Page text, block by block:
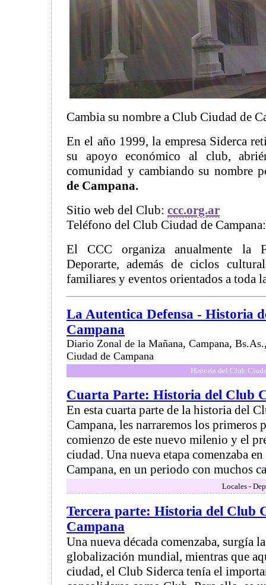
Cambia su nombre a Club Ciudad de
En el año 1999, la empresa Siderca
su apoyo económico al club,
comunidad y cambiando su nombre
de Campana.
Sitio web del Club: ccc.org.ar
Teléfono del Club Ciudad de Campana:
El CCC organiza anualmente la
Deporarte, además de ciclos
familiares y eventos orientados a toda
La Autentica Defensa - Historia
Campana
Diario Zonal de la Mañana, Campana,
Ciudad de Campana
Historia del Club
Cuarta Parte: Historia del Club
En esta cuarta parte de la historia del
Campana, les narraremos los primeros
comienzo de este nuevo milenio y el
ciudad. Una nueva etapa comenzaba
Campana, en un periodo con muchos
Locales -
Tercera parte: Historia del Club
Campana
Una nueva década comenzaba, surgía
globalización mundial, mientras que
ciudad, el Club Siderca tenía el